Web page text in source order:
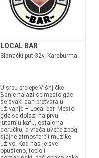
LOCAL BAR
Slanački put 32v, Karaburma
U srcu prelepe Višnjičke
Banje nalazi se mesto gde
se svaki dan pretvara u
uživanje – Local bar. Mesto
gde se dolazi na prvu
jutarnju kafu, ostaje na
doručku, a vraća uveče zbog
sjajne atmosfere i muzike
uživo. Kod nas je sve
opušteno, toplo i